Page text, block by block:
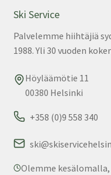
Ski Service
Palvelemme hiihtäjiä
1988. Yli 30 vuoden
Höyläämötie 11
00380 Helsinki
+358 (0)9 558 340
Olemme